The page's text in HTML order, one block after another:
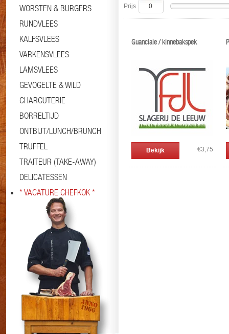
WORSTEN & BURGERS
RUNDVLEES
KALFSVLEES
VARKENSVLEES
LAMSVLEES
GEVOGELTE & WILD
CHARCUTERIE
BORRELTIJD
ONTBIJT/LUNCH/BRUNCH
TRUFFEL
TRAITEUR (TAKE-AWAY)
DELICATESSEN
* VACATURE CHEFKOK *
Prijs
Guanciale / kinnebakspek
Bekijk €3,75